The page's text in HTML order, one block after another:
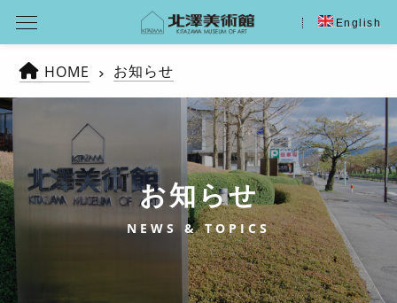
English
HOME お知らせ
お知らせ
NEWS & TOPICS